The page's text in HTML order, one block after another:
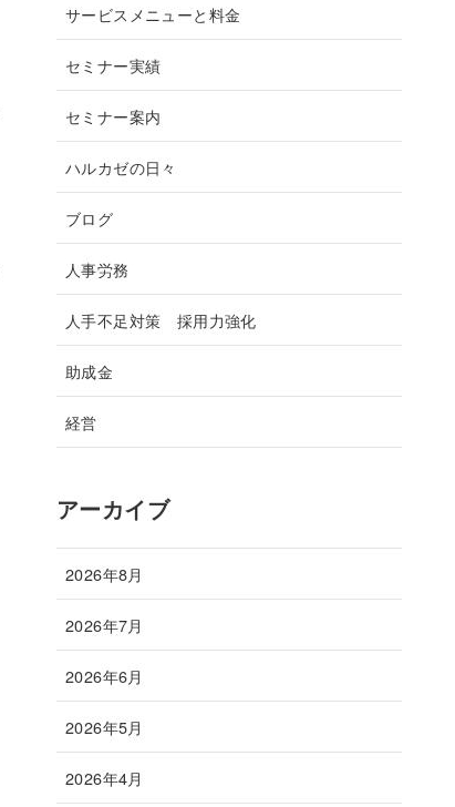
サービスメニューと料金
セミナー実績
セミナー案内
ハルカゼの日々
ブログ
人事労務
人手不足対策 採用力強化
助成金
経営
アーカイブ
2026年8月
2026年7月
2026年6月
2026年5月
2026年4月